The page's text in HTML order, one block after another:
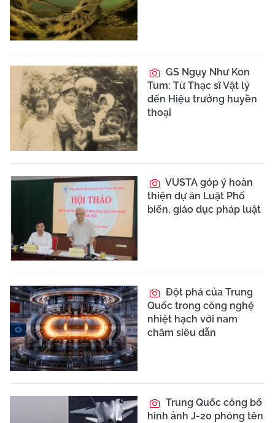
GS Ngụy Như Kon
Tum: Từ Thạc sĩ Vật lý
đến Hiệu trưởng huyền
thoại
VUSTA góp ý hoàn
thiện dự án Luật Phổ
biến, giáo dục pháp luật
Đột phá của Trung
Quốc trong công nghệ
nhiệt hạch với nam
châm siêu dẫn
Trung Quốc công bố
hình ảnh J-20 phóng tên